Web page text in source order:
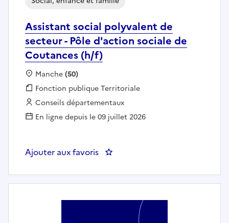
Assistant social polyvalent de
secteur - Pôle d'action sociale de
Coutances (h/f)
Localisation :
Manche(50)
Fonction publique :
Fonction publique Territoriale
Employeur :
Conseils départementaux
En ligne depuis le 09 juillet 2026
Ajouter aux favoris : Assistant social polyvalent de